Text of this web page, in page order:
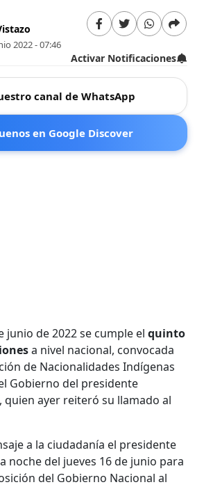
2022 - 07:46
Activar Notificaciones
canal de WhatsApp
en Google Discover
junio de 2022 se cumple el quinto
a nivel nacional, convocada
de Nacionalidades Indígenas
Gobierno del presidente
, quien ayer reiteró su llamado al
a la ciudadanía el presidente
noche del jueves 16 de junio para
del Gobierno Nacional al